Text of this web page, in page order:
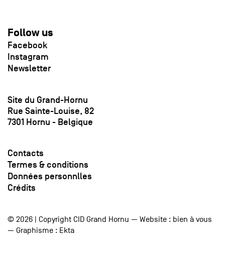
Follow us
Facebook
Instagram
Newsletter
Site du Grand-Hornu
Rue Sainte-Louise, 82
7301 Hornu - Belgique
Contacts
Termes & conditions
Données personnlles
Crédits
© 2026 | Copyright CID Grand Hornu — Website : bien à vous
— Graphisme : Ekta